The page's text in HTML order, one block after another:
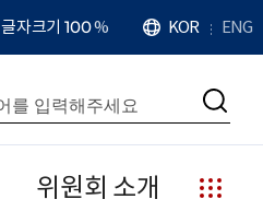
확
대
치
글자크기 100%
언
어
KOR ENG
검
위원회 소개
누